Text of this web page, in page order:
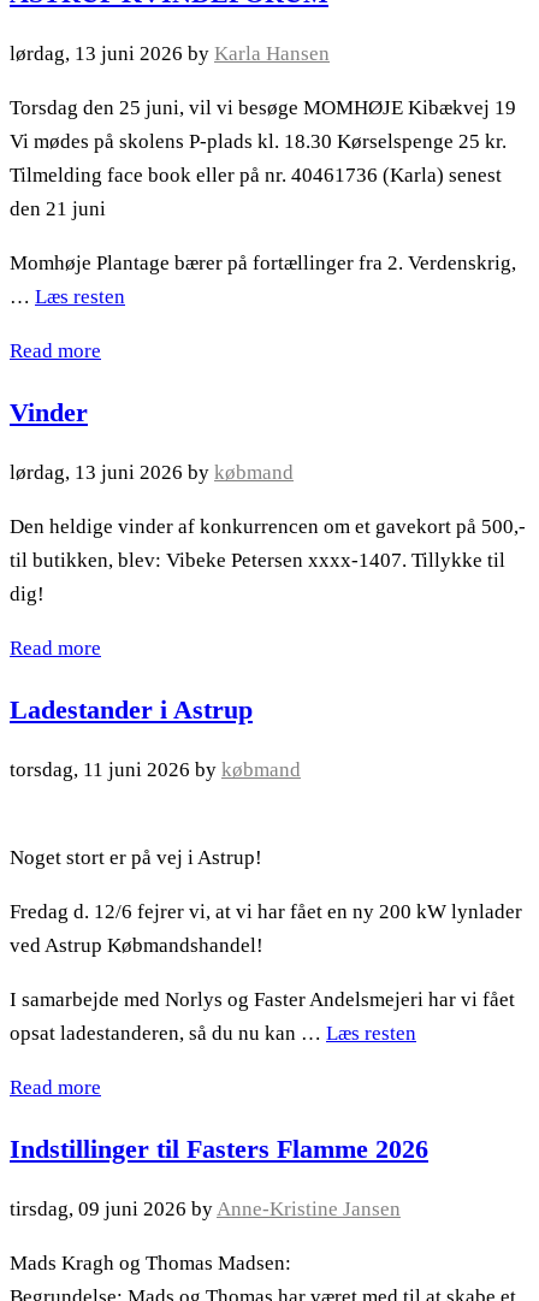
lørdag, 13 juni 2026 by Karla Hansen
Torsdag den 25 juni, vil vi besøge MOMHØJE Kibækvej 19
Vi mødes på skolens P-plads kl. 18.30 Kørselspenge 25 kr.
Tilmelding face book eller på nr. 40461736 (Karla) senest
den 21 juni
Momhøje Plantage bærer på fortællinger fra 2. Verdenskrig,
… Læs resten
Read more
Vinder
lørdag, 13 juni 2026 by købmand
Den heldige vinder af konkurrencen om et gavekort på 500,-
til butikken, blev: Vibeke Petersen xxxx-1407. Tillykke til
dig!
Read more
Ladestander i Astrup
torsdag, 11 juni 2026 by købmand
Noget stort er på vej i Astrup!
Fredag d. 12/6 fejrer vi, at vi har fået en ny 200 kW lynlader
ved Astrup Købmandshandel!
I samarbejde med Norlys og Faster Andelsmejeri har vi fået
opsat ladestanderen, så du nu kan … Læs resten
Read more
Indstillinger til Fasters Flamme 2026
tirsdag, 09 juni 2026 byAnne-Kristine Jansen
Mads Kragh og Thomas Madsen: